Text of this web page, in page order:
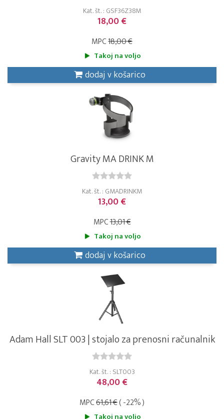
Kat. št. : GSF36Z38M
18,00 €
MPC18,00 €
Takoj na voljo
dodaj v košarico
Gravity MA DRINK M
Kat. št. : GMADRINKM
13,00 €
MPC13,01 €
Takoj na voljo
dodaj v košarico
Adam Hall SLT 003 | stojalo za prenosni računalnik
Kat. št. : SLT003
48,00 €
MPC61,61 €( -22% )